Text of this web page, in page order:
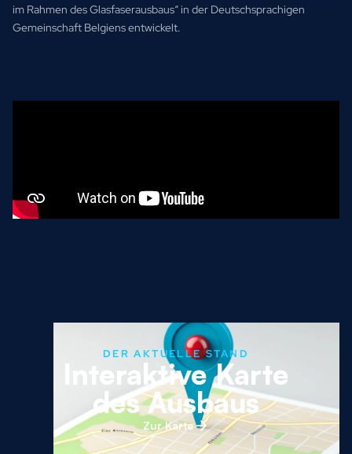
im Rahmen des Glasfaserausbaus“ in der Deutschsprachigen
Gemeinschaft Belgiens entwickelt.
DER AKTUELLE STAND
Interaktive Karte
des Ausbaus
Zur Karte